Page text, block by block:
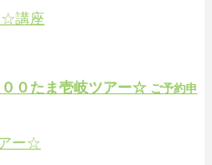
☆講座
０たま壱岐ツアー☆ ご予約申
ー☆